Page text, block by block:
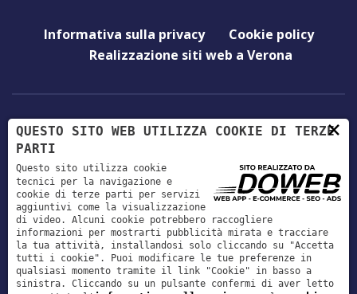
Informativa sulla privacy
Cookie policy
Realizzazione siti web a Verona
+39 0458780283
giaconvet@gmail.com
Via Genova, 10/A, 37036 San Martino Buon
Albergo, Verona
×
QUESTO SITO WEB UTILIZZA COOKIE DI TERZE
PARTI
Questo sito utilizza cookie
tecnici per la navigazione e
cookie di terze parti per servizi
aggiuntivi come la visualizzazione
di video. Alcuni cookie potrebbero raccogliere
informazioni per mostrarti pubblicità mirata e tracciare
la tua attività, installandosi solo cliccando su "Accetta
tutti i cookie". Puoi modificare le tue preferenze in
qualsiasi momento tramite il link "Cookie" in basso a
sinistra. Cliccando su un pulsante confermi di aver letto